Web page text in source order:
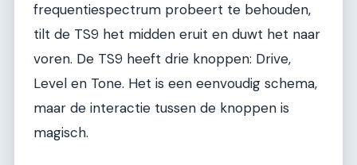
frequentiespectrum probeert te behouden,
tilt de TS9 het midden eruit en duwt het naar
voren. De TS9 heeft drie knoppen: Drive,
Level en Tone. Het is een eenvoudig schema,
maar de interactie tussen de knoppen is
magisch.